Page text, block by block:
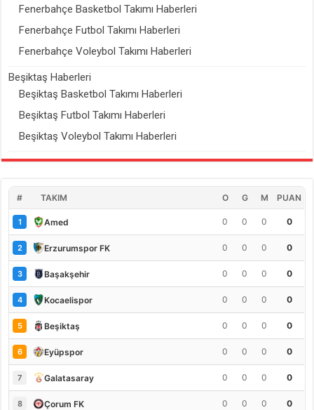
Fenerbahçe Basketbol Takımı Haberleri
Fenerbahçe Futbol Takımı Haberleri
Fenerbahçe Voleybol Takımı Haberleri
Beşiktaş Haberleri
Beşiktaş Basketbol Takımı Haberleri
Beşiktaş Futbol Takımı Haberleri
Beşiktaş Voleybol Takımı Haberleri
# TAKIM O G M PUAN
1 Amed 0 0 0 0
2 Erzurumspor FK 0 0 0 0
3 Başakşehir 0 0 0 0
4 Kocaelispor 0 0 0 0
5 Beşiktaş 0 0 0 0
6 Eyüpspor 0 0 0 0
7 Galatasaray 0 0 0 0
8 Çorum FK 0 0 0 0